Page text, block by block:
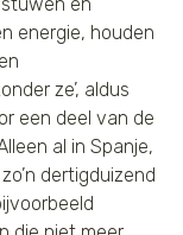
energie, houden
ze’, aldus
een deel van de
al in Spanje,
dertigduizend